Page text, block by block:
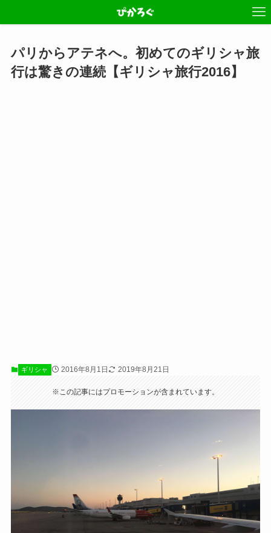
パリからアテネへ。初めてのギリシャ旅
行は驚きの連続【ギリシャ旅行2016】
ギリシャ 2016年8月1日 2019年8月21日
※この記事にはプロモーションが含まれています。